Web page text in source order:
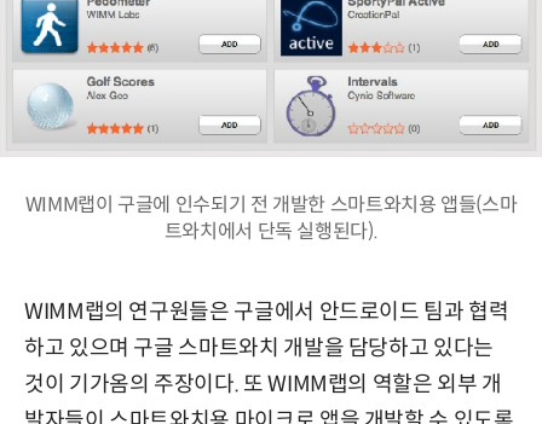
WIMM랩이 구글에 인수되기 전 개발한 스마트와치용 앱들(스마
트와치에서 단독 실행된다).
WIMM랩의 연구원들은 구글에서 안드로이드 팀과 협력
하고 있으며 구글 스마트와치 개발을 담당하고 있다는
것이 기가옴의 주장이다. 또 WIMM랩의 역할은 외부 개